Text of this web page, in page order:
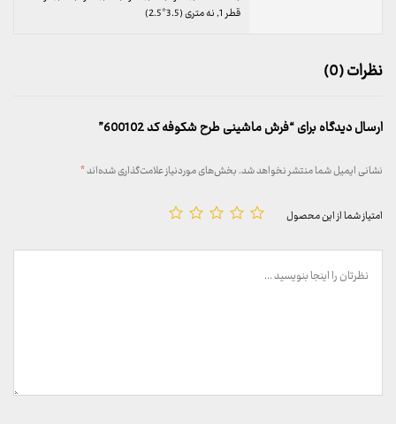
قطر 1, نه متری (3.5*2.5)
نظرات (0)
ارسال دیدگاه برای “فرش ماشینی طرح شکوفه کد 600102”
نشانی ایمیل شما منتشر نخواهد شد.بخش‌های موردنیاز علامت‌گذاری شده‌اند*
امتیاز شما از این محصول